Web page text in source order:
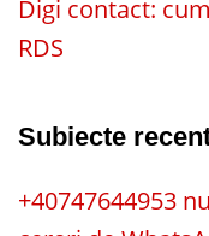
Digi contact:
RDS
Subiecte
+40747644953